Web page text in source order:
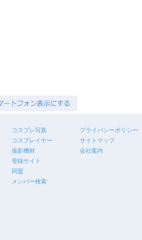
コスプレ写真
コスプレイヤー
撮影機材
登録サイト
同盟
メンバー検索
プライバシーポリシー
サイトマップ
会社案内